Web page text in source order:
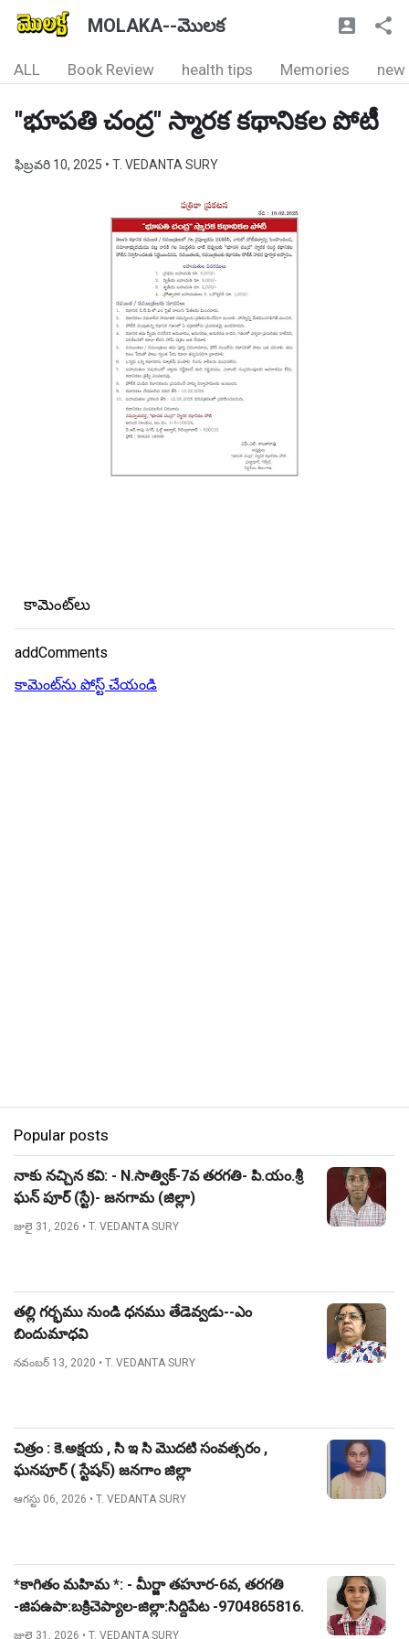
MOLAKA--మొలక
ALL Book Review health tips Memories new
"భూపతి చంద్ర" స్మారక కథానికల పోటీ
ఫిబ్రవరి 10, 2025 • T. VEDANTA SURY
కామెంట్‌లు
addComments
కామెంట్‌ను పోస్ట్ చేయండి
Popular posts
నాకు నచ్చిన కవి: - N.సాత్విక్-7వ తరగతి- పి.యం.శ్రీ
ఘన్ పూర్ (స్టే)- జనగామ (జిల్లా)
జులై 31, 2026 • T. VEDANTA SURY
తల్లి గర్భము నుండి ధనము తేడెవ్వడు--ఎం
బిందుమాధవి
నవంబర్ 13, 2020 • T. VEDANTA SURY
చిత్రం : కె.అక్షయ , సి ఇ సి మొదటి సంవత్సరం ,
ఘనపూర్ ( స్టేషన్) జనగాం జిల్లా
ఆగస్టు 06, 2026 • T. VEDANTA SURY
*కాగితం మహిమ *: - మీర్జా తహూర-6వ, తరగతి
-జిపఉపా:బక్రిచెప్యాల-జిల్లా:సిద్దిపేట -9704865816.
జులై 31, 2026 • T. VEDANTA SURY